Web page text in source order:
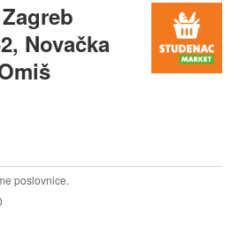
Novačka
poslovnice.